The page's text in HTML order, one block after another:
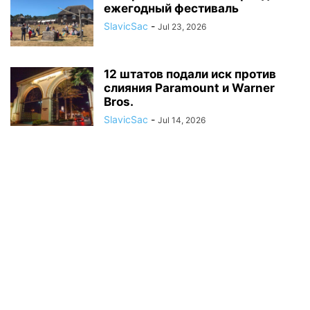
ежегодный фестиваль
SlavicSac - Jul 23, 2026
12 штатов подали иск против
слияния Paramount и Warner
Bros.
SlavicSac - Jul 14, 2026